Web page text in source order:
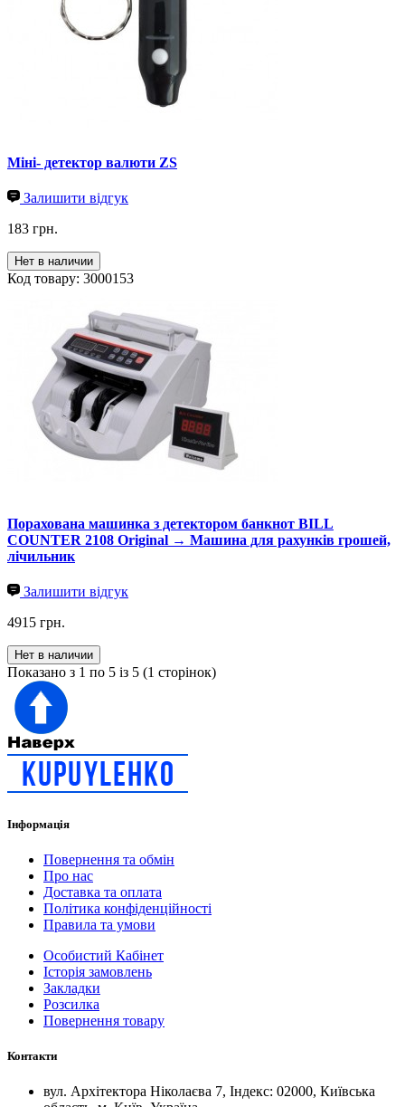
Міні- детектор валюти ZS
Залишити відгук
183 грн.
Нет в наличии
Код товару: 3000153
Порахована машинка з детектором банкнот BILL
COUNTER 2108 Original → Машина для рахунків грошей,
лічильник
Залишити відгук
4915 грн.
Нет в наличии
Показано з 1 по 5 із 5 (1 сторінок)
Інформація
Повернення та обмін
Про нас
Доставка та оплата
Політика конфіденційності
Правила та умови
Особистий Кабінет
Історія замовлень
Закладки
Розсилка
Повернення товару
Контакти
вул. Архітектора Ніколаєва 7, Індекс: 02000, Київська